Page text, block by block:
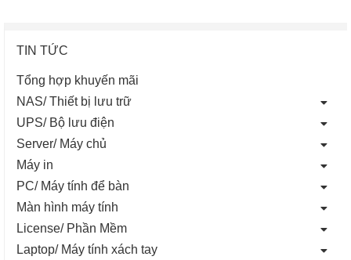
TIN TỨC
Tổng hợp khuyến mãi
NAS/ Thiết bị lưu trữ
UPS/ Bộ lưu điện
Server/ Máy chủ
Máy in
PC/ Máy tính để bàn
Màn hình máy tính
License/ Phần Mềm
Laptop/ Máy tính xách tay